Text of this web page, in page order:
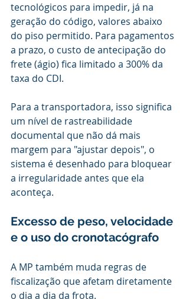
tecnológicos para impedir, já na
geração do código, valores abaixo
do piso permitido. Para pagamentos
a prazo, o custo de antecipação do
frete (ágio) fica limitado a 300% da
taxa do CDI.
Para a transportadora, isso significa
um nível de rastreabilidade
documental que não dá mais
margem para "ajustar depois", o
sistema é desenhado para bloquear
a irregularidade antes que ela
aconteça.
Excesso de peso, velocidade
e o uso do cronotacógrafo
A MP também muda regras de
fiscalização que afetam diretamente
o dia a dia da frota.